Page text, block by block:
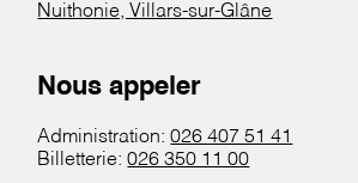
Nuithonie, Villars-sur-Glâne
Nous appeler
Administration:026 407 51 41
Billetterie:026 350 11 00